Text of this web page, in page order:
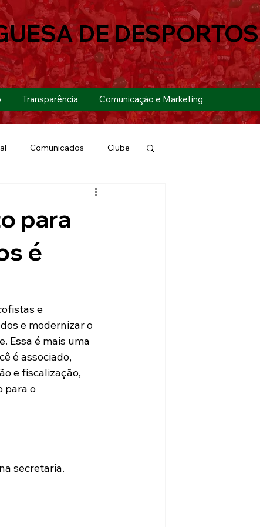
Transparência Comunicação e Marketing
DE DESPORTOS
Comunicados Clube
Futebol Feminino
para
é
e
e modernizar o
Essa é mais uma
é associado,
e fiscalização,
para o
secretaria.